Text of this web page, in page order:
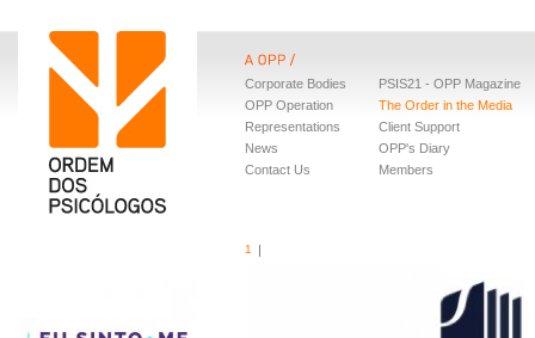
Corporate Bodies
OPP Operation
Representations
News
Contact Us
PSIS21 - OPP Magazine
The Order in the Media
Client Support
OPP's Diary
Members
1